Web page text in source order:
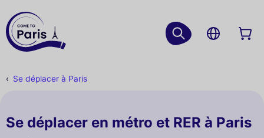
Se déplacer à Paris
Se déplacer en métro et RER à Paris